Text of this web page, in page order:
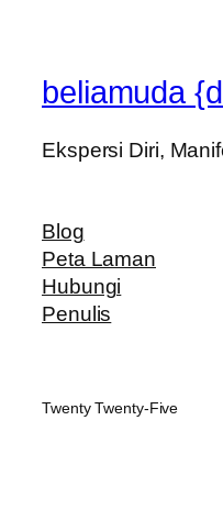
beliamuda
Ekspersi Diri,
Blog
Peta Laman
Hubungi
Penulis
Twenty Twenty-Five